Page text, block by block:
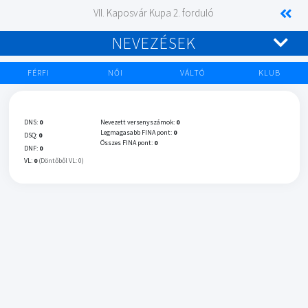
VII. Kaposvár Kupa 2. forduló
NEVEZÉSEK
FÉRFI NŐI VÁLTÓ KLUB
DNS: 0
DSQ: 0
DNF: 0
VL: 0 (Döntőből VL: 0)
Nevezett versenyszámok: 0
Legmagasabb FINA pont: 0
Összes FINA pont: 0